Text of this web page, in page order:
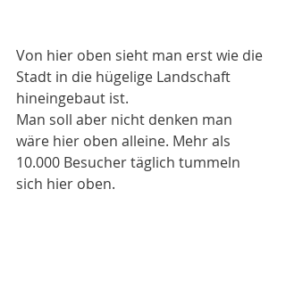
Von hier oben sieht man erst wie die
Stadt in die hügelige Landschaft
hineingebaut ist.
Man soll aber nicht denken man
wäre hier oben alleine. Mehr als
10.000 Besucher täglich tummeln
sich hier oben.